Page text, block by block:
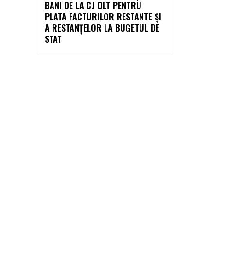
BANI DE LA CJ OLT PENTRU
PLATA FACTURILOR RESTANTE ȘI
A RESTANȚELOR LA BUGETUL DE
STAT